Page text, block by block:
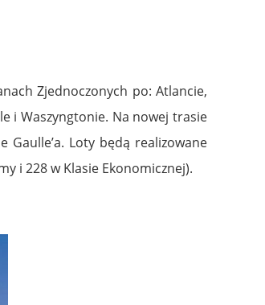
Zjednoczonych po: Atlancie,
i Waszyngtonie. Na nowej trasie
Loty będą realizowane
i 228 w Klasie Ekonomicznej).